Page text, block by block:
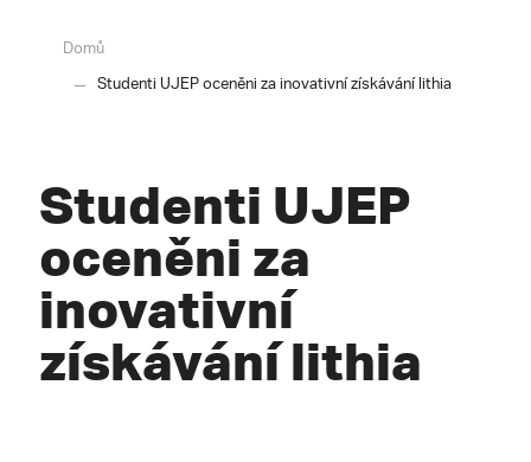
Domů
Studenti UJEP oceněni za inovativní získávání lithia
Studenti UJEP
oceněni za
inovativní
získávání lithia